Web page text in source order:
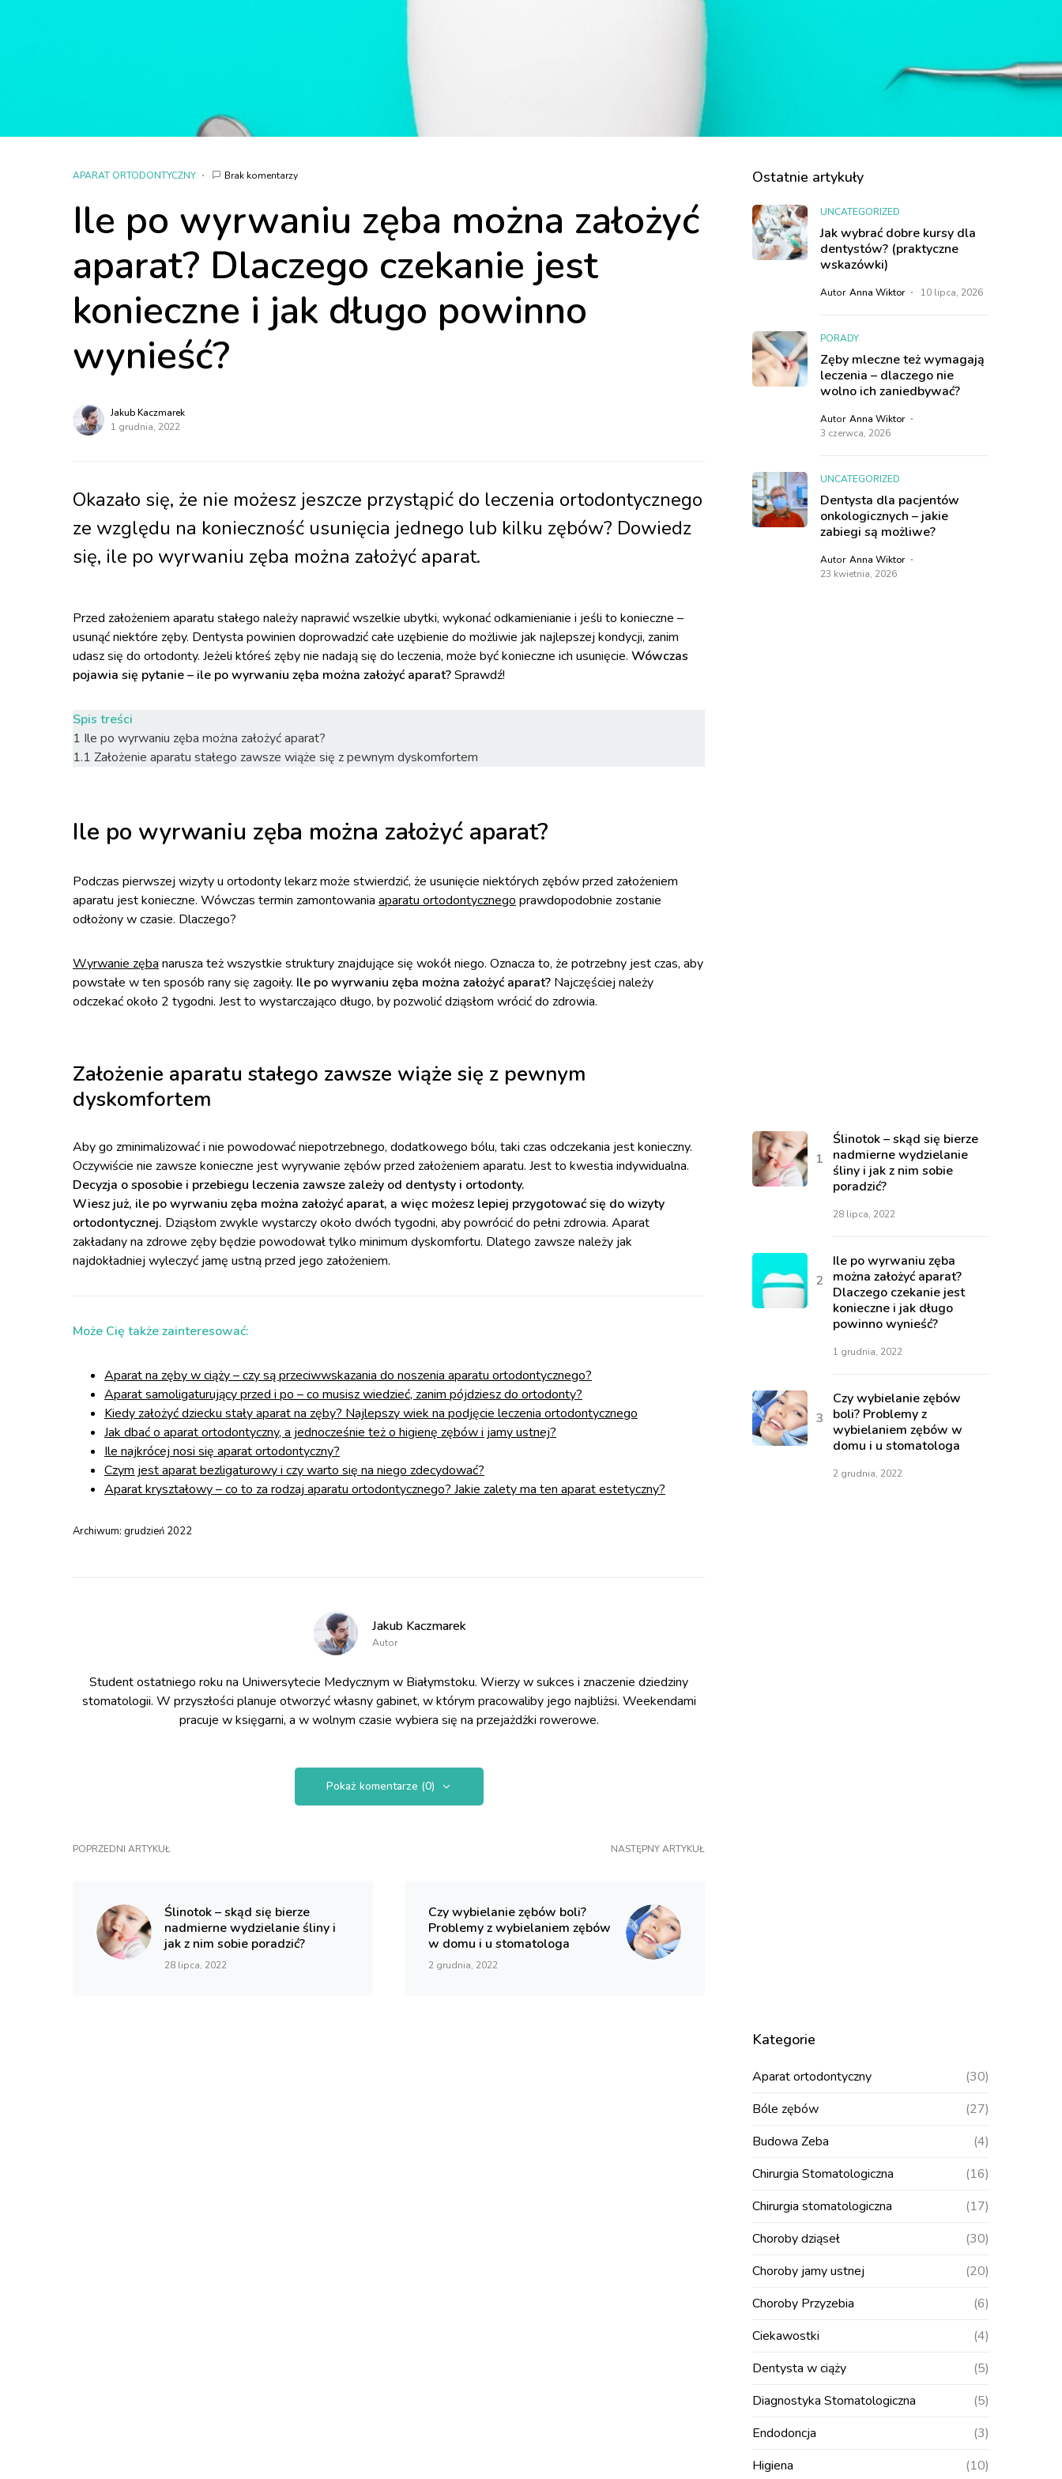
APARAT ORTODONTYCZNY Brak komentarzy
Ile po wyrwaniu zęba można założyć
aparat? Dlaczego czekanie jest
konieczne i jak długo powinno
wynieść?
Jakub Kaczmarek
1 grudnia, 2022
Okazało się, że nie możesz jeszcze przystąpić do leczenia ortodontycznego
ze względu na konieczność usunięcia jednego lub kilku zębów? Dowiedz
się, ile po wyrwaniu zęba można założyć aparat.
Przed założeniem aparatu stałego należy naprawić wszelkie ubytki, wykonać odkamienianie i jeśli to konieczne –
usunąć niektóre zęby. Dentysta powinien doprowadzić całe uzębienie do możliwie jak najlepszej kondycji, zanim
udasz się do ortodonty. Jeżeli któreś zęby nie nadają się do leczenia, może być konieczne ich usunięcie. Wówczas
pojawia się pytanie – ile po wyrwaniu zęba można założyć aparat?Sprawdź!
Spis treści
1 Ile po wyrwaniu zęba można założyć aparat?
1.1 Założenie aparatu stałego zawsze wiąże się z pewnym dyskomfortem
Ile po wyrwaniu zęba można założyć aparat?
Podczas pierwszej wizyty u ortodonty lekarz może stwierdzić, że usunięcie niektórych zębów przed założeniem
aparatu jest konieczne. Wówczas termin zamontowania aparatu ortodontycznego prawdopodobnie zostanie
odłożony w czasie. Dlaczego?
Wyrwanie zęba narusza też wszystkie struktury znajdujące się wokół niego. Oznacza to, że potrzebny jest czas, aby
powstałe w ten sposób rany się zagoiły. Ile po wyrwaniu zęba można założyć aparat? Najczęściej należy
odczekać około 2 tygodni. Jest to wystarczająco długo, by pozwolić dziąsłom wrócić do zdrowia.
Założenie aparatu stałego zawsze wiąże się z pewnym
dyskomfortem
Aby go zminimalizować i nie powodować niepotrzebnego, dodatkowego bólu, taki czas odczekania jest konieczny.
Oczywiście nie zawsze konieczne jest wyrywanie zębów przed założeniem aparatu. Jest to kwestia indywidualna.
Decyzja o sposobie i przebiegu leczenia zawsze zależy od dentysty i ortodonty.
Wiesz już, ile po wyrwaniu zęba można założyć aparat, a więc możesz lepiej przygotować się do wizyty
ortodontycznej. Dziąsłom zwykle wystarczy około dwóch tygodni, aby powrócić do pełni zdrowia. Aparat
zakładany na zdrowe zęby będzie powodował tylko minimum dyskomfortu. Dlatego zawsze należy jak
najdokładniej wyleczyć jamę ustną przed jego założeniem.
Może Cię także zainteresować:
Aparat na zęby w ciąży – czy są przeciwwskazania do noszenia aparatu ortodontycznego?
Aparat samoligaturujący przed i po – co musisz wiedzieć, zanim pójdziesz do ortodonty?
Kiedy założyć dziecku stały aparat na zęby? Najlepszy wiek na podjęcie leczenia ortodontycznego
Jak dbać o aparat ortodontyczny, a jednocześnie też o higienę zębów i jamy ustnej?
Ile najkrócej nosi się aparat ortodontyczny?
Czym jest aparat bezligaturowy i czy warto się na niego zdecydować?
Aparat kryształowy – co to za rodzaj aparatu ortodontycznego? Jakie zalety ma ten aparat estetyczny?
Archiwum: grudzień 2022
Jakub Kaczmarek
Autor
Student ostatniego roku na Uniwersytecie Medycznym w Białymstoku. Wierzy w sukces i znaczenie dziedziny
stomatologii. W przyszłości planuje otworzyć własny gabinet, w którym pracowaliby jego najbliżsi. Weekendami
pracuje w księgarni, a w wolnym czasie wybiera się na przejażdżki rowerowe.
Pokaż komentarze (0)
POPRZEDNI ARTYKUŁ
Ślinotok – skąd się bierze
nadmierne wydzielanie śliny i
jak z nim sobie poradzić?
28 lipca, 2022
NASTĘPNY ARTYKUŁ
Czy wybielanie zębów boli?
Problemy z wybielaniem zębów
w domu i u stomatologa
2 grudnia, 2022
Ostatnie artykuły
UNCATEGORIZED
Jak wybrać dobre kursy dla
dentystów? (praktyczne
wskazówki)
Autor Anna Wiktor 10 lipca, 2026
PORADY
Zęby mleczne też wymagają
leczenia – dlaczego nie
wolno ich zaniedbywać?
Autor Anna Wiktor
3 czerwca, 2026
UNCATEGORIZED
Dentysta dla pacjentów
onkologicznych – jakie
zabiegi są możliwe?
Autor Anna Wiktor
23 kwietnia, 2026
Ślinotok – skąd się bierze
nadmierne wydzielanie
śliny i jak z nim sobie
poradzić?
28 lipca, 2022
Ile po wyrwaniu zęba
można założyć aparat?
Dlaczego czekanie jest
konieczne i jak długo
powinno wynieść?
1 grudnia, 2022
Czy wybielanie zębów
boli? Problemy z
wybielaniem zębów w
domu i u stomatologa
2 grudnia, 2022
Kategorie
Aparat ortodontyczny
(30)
Bóle zębów
(27)
Budowa Zeba
(4)
Chirurgia Stomatologiczna
(16)
Chirurgia stomatologiczna
(17)
Choroby dziąseł
(30)
Choroby jamy ustnej
(20)
Choroby Przyzebia
(6)
Ciekawostki
(4)
Dentysta w ciąży
(5)
Diagnostyka Stomatologiczna
(5)
Endodoncja
(3)
Higiena
(10)